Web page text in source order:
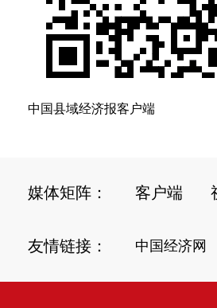
中国县域经济报客户端
媒体矩阵： 客户端
友情链接： 中国经济网